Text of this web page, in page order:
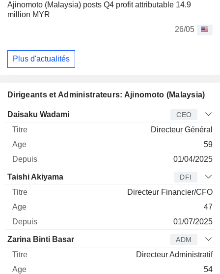
Ajinomoto (Malaysia) posts Q4 profit attributable 14.9
million MYR
26/05
Plus d'actualités
Dirigeants et Administrateurs: Ajinomoto (Malaysia)
Dirigeant Titre Age
Daisaku Wadami CEO
Directeur Général
59
01/04/2025
Taishi Akiyama DFI
Directeur Financier/CFO
47
01/07/2025
Zarina Binti Basar ADM
Directeur Administratif
54